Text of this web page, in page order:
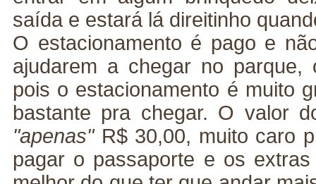
saída e estará lá direitinho
O estacionamento é pago e
ajudarem a chegar no
pois o estacionamento é muito
bastante pra chegar. O valor
"apenas"R$ 30,00, muito caro
pagar o passaporte e os